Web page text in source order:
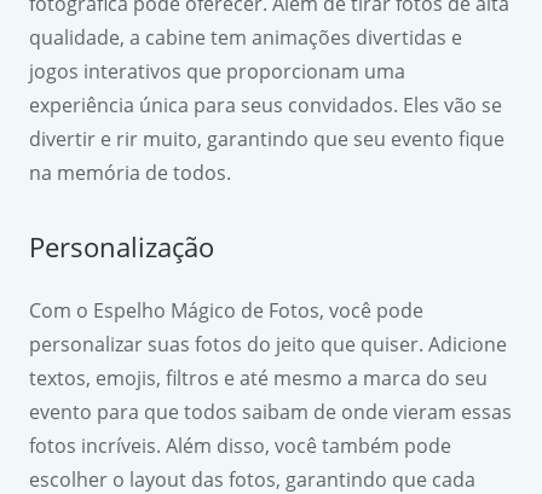
qualidade, a cabine tem animações divertidas e
jogos interativos que proporcionam uma
experiência única para seus convidados. Eles vão se
divertir e rir muito, garantindo que seu evento fique
na memória de todos.
Personalização
Com o Espelho Mágico de Fotos, você pode
personalizar suas fotos do jeito que quiser. Adicione
textos, emojis, filtros e até mesmo a marca do seu
evento para que todos saibam de onde vieram essas
fotos incríveis. Além disso, você também pode
escolher o layout das fotos, garantindo que cada